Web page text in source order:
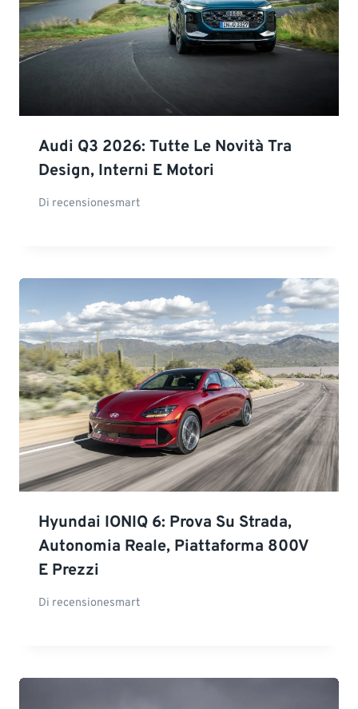
Audi Q3 2026: Tutte Le Novità Tra
Design, Interni E Motori
Di recensionesmart
Hyundai IONIQ 6: Prova Su Strada,
Autonomia Reale, Piattaforma 800V
E Prezzi
Di recensionesmart